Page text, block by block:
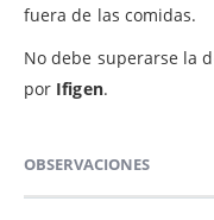
fuera de las comidas.
No debe superarse la
por Ifigen.
OBSERVACIONES